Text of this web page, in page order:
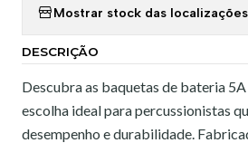
Mostrar stock das localizações
DESCRIÇÃO
Descubra as baquetas de bateria
escolha ideal para percussionistas
desempenho e durabilidade.